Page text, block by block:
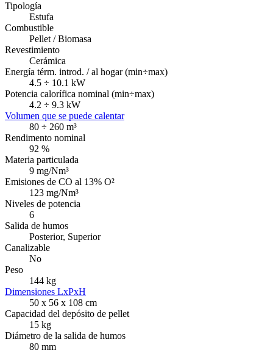
Tipología
Estufa
Combustible
Pellet / Biomasa
Revestimiento
Cerámica
Energía térm. introd. / al hogar (min÷max)
4.5 ÷ 10.1 kW
Potencia calorífica nominal (min÷max)
4.2 ÷ 9.3 kW
Volumen que se puede calentar
80 ÷ 260 m³
Rendimento nominal
92 %
Materia particulada
9 mg/Nm³
Emisiones de CO al 13% O²
123 mg/Nm³
Niveles de potencia
6
Salida de humos
Posterior, Superior
Canalizable
No
Peso
144 kg
Dimensiones LxPxH
50 x 56 x 108 cm
Capacidad del depósito de pellet
15 kg
Diámetro de la salida de humos
80 mm